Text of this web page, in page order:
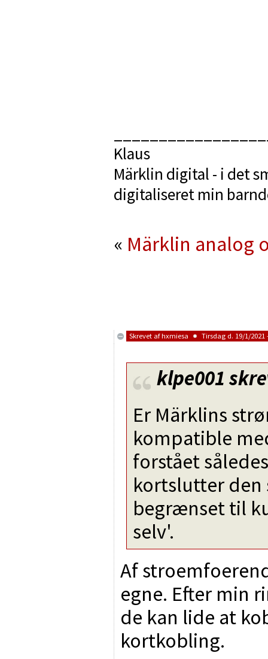
Klaus
Märklin digital - i det
digitaliseret min
« Märklin analog
Skrevet afhxmiesa Tirsdag d. 19/1/2021
klpe001
Er Märklins
kompatible
forstået
kortslutter den
begrænset til
selv'.
Af
egne. Efter min
de kan lide at
kortkobling.